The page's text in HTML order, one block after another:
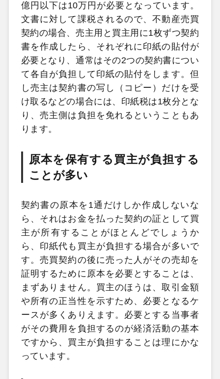
億円以下は10万円が必要となっています。
文書に対して課税されるので、不動産売買
契約の場合、売主用と買主用に1枚ずつ契約
書を作成したら、それぞれに印紙の貼付が
必要となり、通常はその2つの契約書につい
て各自が負担して印紙の貼付をします。但
し売主は契約書の写し（コピー）だけを受
け取るなどの場合には、印紙税は1枚分とな
り、売主側は負担を免れるということもあ
ります。
原本を保有する買主が負担する
ことが多い
契約書の原本を1通だけしか作成しないな
ら、それはお金を払った契約の証として買
主が所有することがほとんどでしょうか
ら、印紙代も買主が負担する場合が多いで
す。売買契約の後に売った人がその売却を
証明するために原本を必要とすることは、
まずありません。買主のほうは、取引金額
や所有の正当性を示すため、必要となるケ
ースが多くありえます。必要とする当事者
がその費用を負担するのが経済活動の基本
ですから、買主が負担することは理にかな
っています。